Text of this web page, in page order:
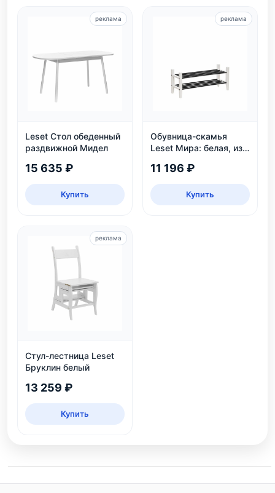
Leset Стол обеденный
раздвижной Мидел
15 635 ₽
Купить
реклама
Обувница-скамья
Leset Мира: белая, из
яруса, до 6 пар
11 196 ₽
Купить
реклама
Стул-лестница Leset
Бруклин белый
13 259 ₽
Купить
реклама